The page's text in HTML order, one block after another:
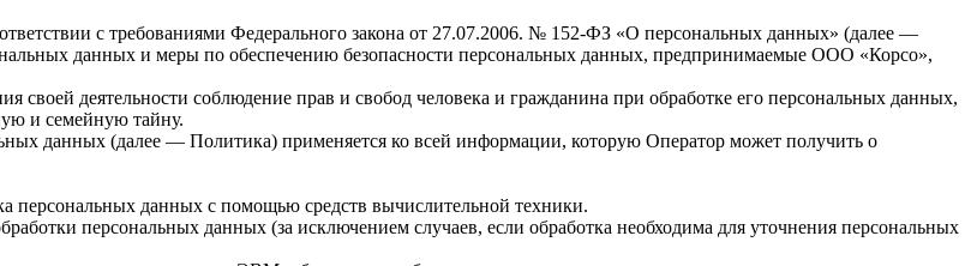
с требованиями Федерального закона от 27.07.2006. № 152-ФЗ «О персональных данных» (далее —
данных и меры по обеспечению безопасности персональных данных, предпринимаемые ООО «Корсо»,
своей деятельности соблюдение прав и свобод человека и гражданина при обработке его персональных данных,
и семейную тайну.
данных (далее — Политика) применяется ко всей информации, которую Оператор может получить о
персональных данных с помощью средств вычислительной техники.
персональных данных (за исключением случаев, если обработка необходима для уточнения персональных